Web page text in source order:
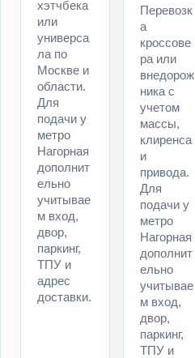
хэтчбека
или
универса
ла по
Москве и
области.
Для
подачи у
метро
Нагорная
дополнит
ельно
учитывае
м вход,
двор,
паркинг,
ТПУ и
адрес
доставки.
Перевозк
а
кроссове
ра или
внедорож
ника с
учетом
массы,
клиренса
и
привода.
Для
подачи у
метро
Нагорная
дополнит
ельно
учитывае
м вход,
двор,
паркинг,
ТПУ и